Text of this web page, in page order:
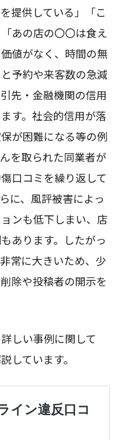
提供している」「こ
あの店の〇〇は食え
値がなく、時間の無
予約や来客数の急減
先・金融機関の信用
す。社会的信用が落
が困難になる等の例
を取られた同業者が
口コミを繰り返して
に、風評被害によっ
ンも低下しまい、店
あります。したがっ
常に大きいため、少
除や投稿者の開示を
しい事例に関して
しています。